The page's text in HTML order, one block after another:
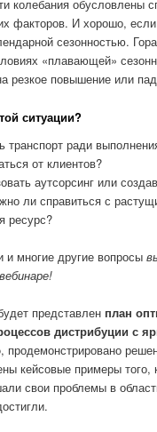
колебания обусловлены
факторов. И хорошо,
сезонностью.
«плавающей»
резкое повышение или
ситуации?
транспорт ради
от клиентов?
аутсорсинг или
ли справиться с
ресурс?
и многие другие вопросы
представлен план
дистрибуции с
, продемонстрировано
кейсовые примеры того,
свои проблемы в